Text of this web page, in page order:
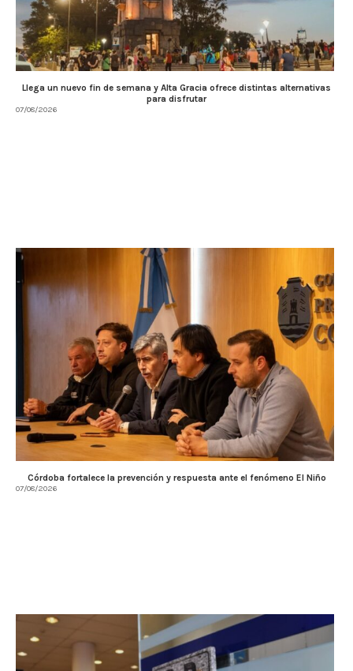
Llega un nuevo fin de semana y Alta Gracia ofrece distintas alternativas
para disfrutar
07/08/2026
Córdoba fortalece la prevención y respuesta ante el fenómeno El Niño
07/08/2026